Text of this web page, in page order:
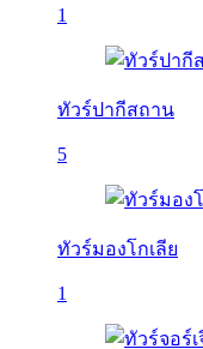
1
ทัวร์ปากีสถาน
5
ทัวร์มองโกเลีย
1